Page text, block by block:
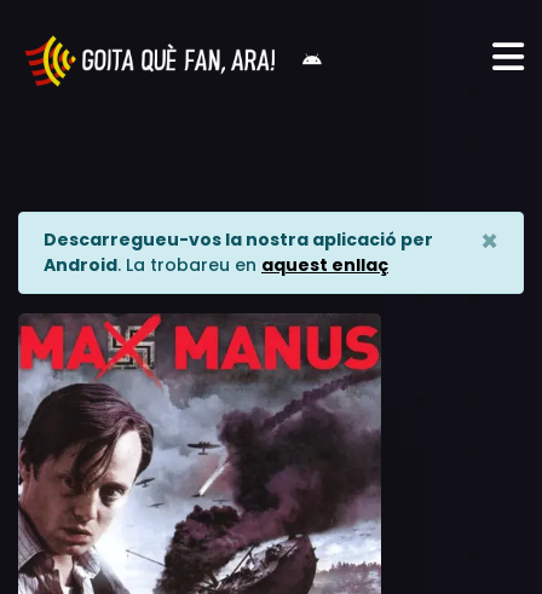
Descarregueu-vos la nostra aplicació per
Android. La trobareu en aquest enllaç
×